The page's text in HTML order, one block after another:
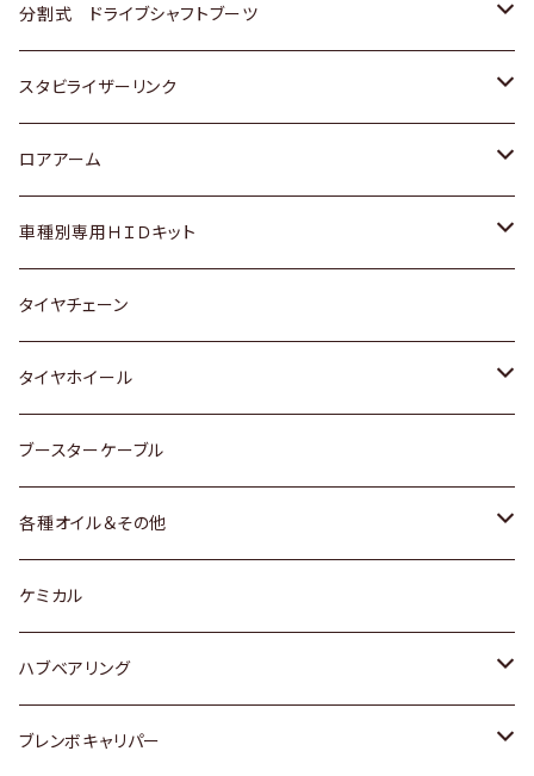
三菱
スバル
スバル
日産
いすゞ
ダイハツ
マツダ
三菱
スバル
レクサス
ホンダ
スズキ
日産
ダイハツ
マツダ
三菱
スバル
トヨタ
ホンダ
スズキ
日産
いすゞ
ダイハツ
マツダ
三菱
スバル
分割式 ドライブシャフトブーツ
トヨタ
ホンダ
スズキ
日産
ダイハツ
スバル
スタビライザーリンク
トヨタ
ホンダ
スズキ
日産
ダイハツ
マツダ
ロアアーム
ホンダ
スズキ
日産
ダイハツ
マツダ
スバル
車種別専用ＨＩＤキット
トヨタ
マツダ
タイヤチェーン
タイヤホイール
トヨタ
ホンダ
スズキ
日産
ダイハツ
ブースターケーブル
各種オイル＆その他
ディーデル洗浄添加剤
ケミカル
ハブベアリング
トヨタ
ブレンボキャリパー